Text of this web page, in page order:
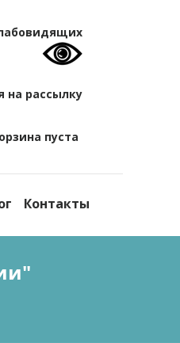
на рассылку
пуста
Контакты